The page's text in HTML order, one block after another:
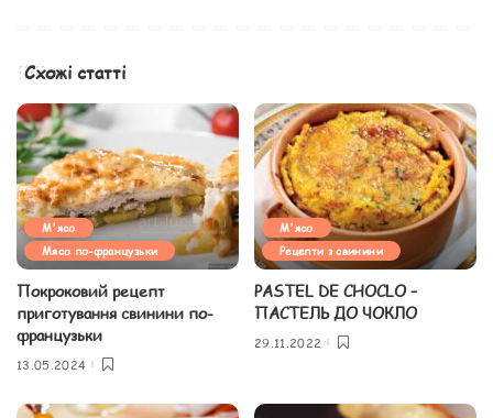
Схожі статті
М'ясо
Мясо по-французьки
Покроковий рецепт
приготування свинини по-
французьки
13.05.2024
М'ясо
Рецепти з свинини
PASTEL DE CHOCLO –
ПАСТЕЛЬ ДО ЧОКЛО
29.11.2022